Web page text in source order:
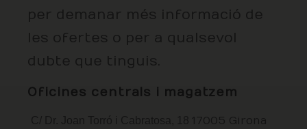
per demanar més informació de
les ofertes o per a qualsevol
dubte que tinguis.
Oficines centrals i magatzem